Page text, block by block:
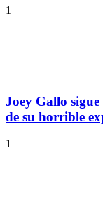
1
Joey Gallo sigue
de su horrible
1